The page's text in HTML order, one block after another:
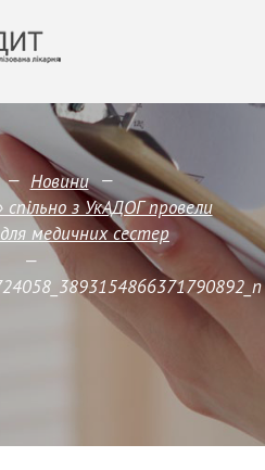
— Новини —
з УкАДОГ провели
медичних сестер
—